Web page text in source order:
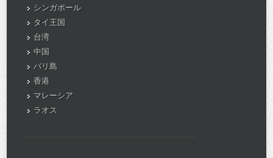
シンガポール
タイ王国
台湾
中国
バリ島
香港
マレーシア
ラオス